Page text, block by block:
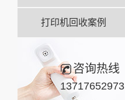
打印机回收案例
咨询热线
13717652973